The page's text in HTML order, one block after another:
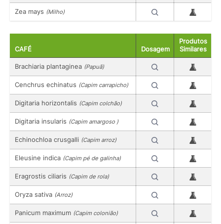
Zea mays (Milho)
CAFÉ Dosagem
Produtos
Similares
Brachiaria plantaginea (Papuã)
Cenchrus echinatus (Capim carrapicho)
Digitaria horizontalis (Capim colchão)
Digitaria insularis (Capim amargoso )
Echinochloa crusgalli (Capim arroz)
Eleusine indica (Capim pé de galinha)
Eragrostis ciliaris (Capim de rola)
Oryza sativa (Arroz)
Panicum maximum (Capim colonião)